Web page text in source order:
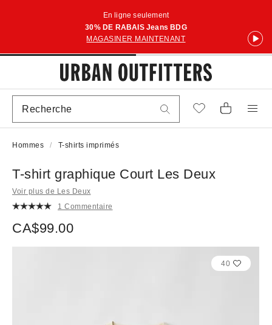
En ligne seulement
30% DE RABAIS Jeans BDG
MAGASINER MAINTENANT
Hommes T-shirts imprimés
T-shirt graphique Court Les Deux
Voir plus de Les Deux
1 Commentaire
CA$99.00
40